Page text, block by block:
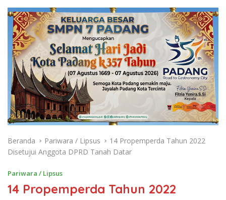
Beranda Pariwara / Lipsus
14 Propemperda Tahun 2022
Disetujui Anggota DPRD Tanah Datar
Pariwara / Lipsus
14 Propemperda Tahun 2022